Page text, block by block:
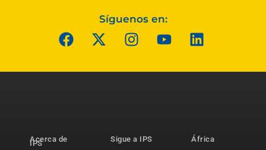
Síguenos en:
Acerca de
IPS
Sigue a IPS
África